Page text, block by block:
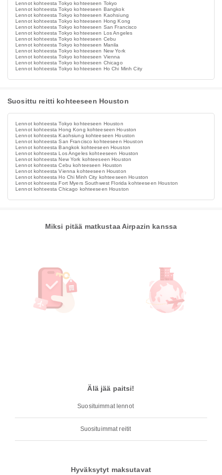
Lennot kohteesta Tokyo kohteeseen Tokyo
Lennot kohteesta Tokyo kohteeseen Bangkok
Lennot kohteesta Tokyo kohteeseen Kaohsiung
Lennot kohteesta Tokyo kohteeseen Hong Kong
Lennot kohteesta Tokyo kohteeseen San Francisco
Lennot kohteesta Tokyo kohteeseen Los Angeles
Lennot kohteesta Tokyo kohteeseen Cebu
Lennot kohteesta Tokyo kohteeseen Manila
Lennot kohteesta Tokyo kohteeseen New York
Lennot kohteesta Tokyo kohteeseen Vienna
Lennot kohteesta Tokyo kohteeseen Chicago
Lennot kohteesta Tokyo kohteeseen Ho Chi Minh City
Suosittu reitti kohteeseen Houston
Lennot kohteesta Tokyo kohteeseen Houston
Lennot kohteesta Hong Kong kohteeseen Houston
Lennot kohteesta Kaohsiung kohteeseen Houston
Lennot kohteesta San Francisco kohteeseen Houston
Lennot kohteesta Bangkok kohteeseen Houston
Lennot kohteesta Los Angeles kohteeseen Houston
Lennot kohteesta New York kohteeseen Houston
Lennot kohteesta Cebu kohteeseen Houston
Lennot kohteesta Vienna kohteeseen Houston
Lennot kohteesta Ho Chi Minh City kohteeseen Houston
Lennot kohteesta Fort Myers Southwest Florida kohteeseen Houston
Lennot kohteesta Chicago kohteeseen Houston
Miksi pitää matkustaa Airpazin kanssa
Älä jää paitsi!
Suosituimmat lennot
Suosituimmat reitit
Hyväksytyt maksutavat